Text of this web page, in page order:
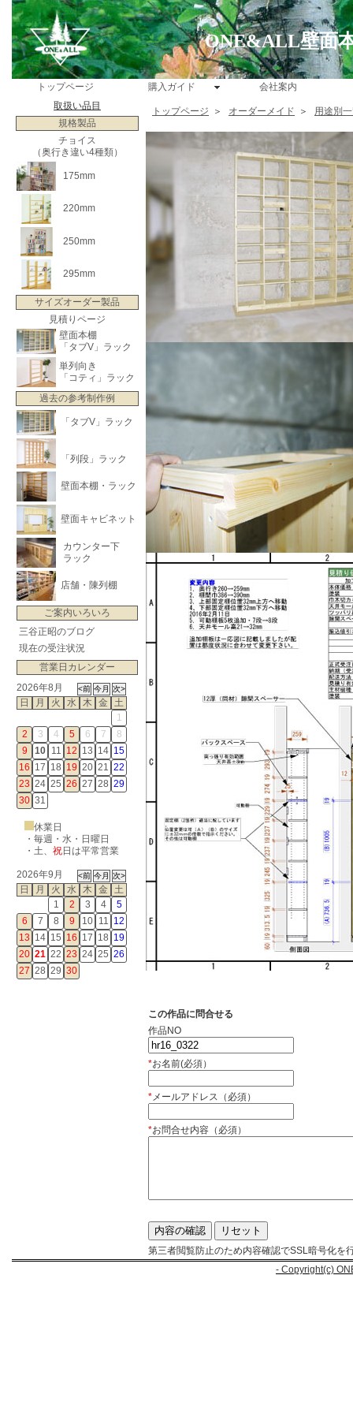
ONE&ALL壁面
トップページ 購入ガイド
会社案内
取扱い品目
規格製品
チョイス
（奥行き違い4種類）
175mm
220mm
250mm
295mm
サイズオーダー製品
見積りページ
壁面本棚
「タブV」ラック
単列向き
「コティ」ラック
過去の参考制作例
「タブV」ラック
「列段」ラック
壁面本棚・ラック
壁面キャビネット
カウンター下
ラック
店舗・陳列棚
ご案内いろいろ
三谷正昭のブログ
現在の受注状況
営業日カレンダー
2026年8月
日
月 火 水 木 金
土
1
2
3 4 5 6 7
8
9
10 11 12 13 14 15
16 17 18 19 20 21 22
23 24 25 26 27 28 29
30 31
休業日
・毎週・水・日曜日
・ 土、 祝日は平常営業
2026年9月
日
月 火 水 木 金
土
1
2 3 4
5
6
7 8 9 10 11 12
13 14 15 16 17 18 19
20 21 22 23 24 25 26
27 28 29 30
トップページ ＞ オーダーメイド ＞ 用途別
この作品に問合せる
作品NO
*お名前(必須）
*メールアドレス（必須）
*お問合せ内容（必須）
第三者閲覧防止のため内容確認でSSL暗号化を
- Copyright(c)